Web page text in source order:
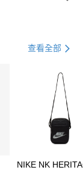
21家銀行
查看全部
NIKE NK